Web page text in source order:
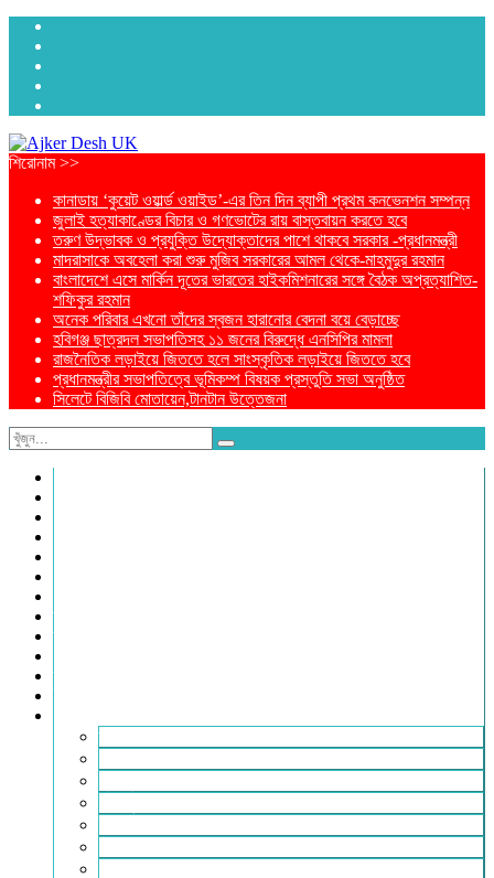
শিরোনাম >>
কানাডায় ‘কুয়েট ওয়ার্ল্ড ওয়াইড’-এর তিন দিন ব্যাপী প্রথম কনভেনশন সম্পন্ন
জুলাই হত্যাকাণ্ডের বিচার ও গণভোটের রায় বাস্তবায়ন করতে হবে
তরুণ উদ্ভাবক ও প্রযুক্তি উদ্যোক্তাদের পাশে থাকবে সরকার -প্রধানমন্ত্রী
মাদরাসাকে অবহেলা করা শুরু মুজিব সরকারের আমল থেকে-মাহমুদুর রহমান
বাংলাদেশে এসে মার্কিন দূতের ভারতের হাইকমিশনারের সঙ্গে বৈঠক অপ্রত্যাশিত-
শফিকুর রহমান
অনেক পরিবার এখনো তাঁদের স্বজন হারানোর বেদনা বয়ে বেড়াচ্ছে
হবিগঞ্জ ছাত্রদল সভাপতিসহ ১১ জনের বিরুদ্ধে এনসিপির মামলা
রাজনৈতিক লড়াইয়ে জিততে হলে সাংস্কৃতিক লড়াইয়ে জিততে হবে
প্রধানমন্ত্রীর সভাপতিত্বে ভূমিকম্প বিষয়ক প্রস্তুতি সভা অনুষ্ঠিত
সিলেটে বিজিবি মোতায়েন,টানটান উত্তেজনা